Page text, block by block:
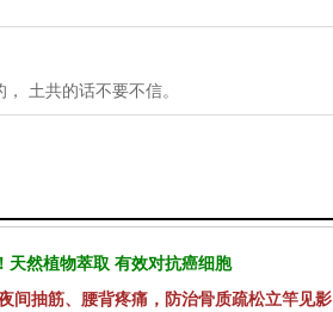
土共的话不要不信。
天然植物萃取 有效对抗癌细胞
间抽筋、腰背疼痛，防治骨质疏松立竿见影